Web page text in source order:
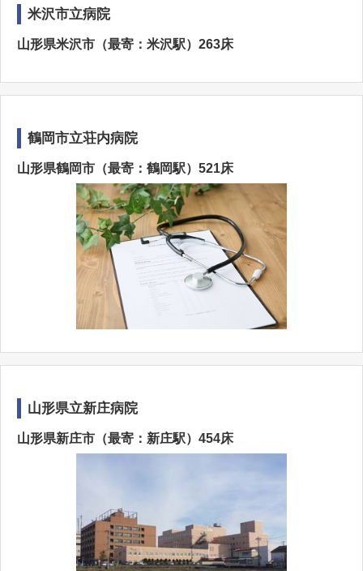
米沢市立病院
山形県米沢市（最寄：米沢駅）263床
鶴岡市立荘内病院
山形県鶴岡市（最寄：鶴岡駅）521床
山形県立新庄病院
山形県新庄市（最寄：新庄駅）454床